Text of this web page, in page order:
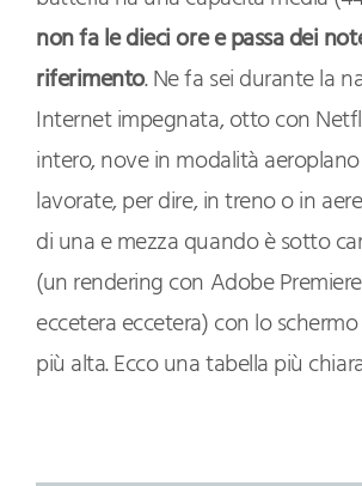
non fa le dieci ore e passa dei
riferimento. Ne fa sei durante la
Internet impegnata, otto con
intero, nove in modalità
lavorate, per dire, in treno o in
di una e mezza quando è sotto
(un rendering con Adobe
eccetera eccetera) con lo
più alta. Ecco una tabella più